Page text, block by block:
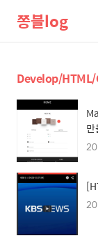
쫑블log
Develop/HTML/
만